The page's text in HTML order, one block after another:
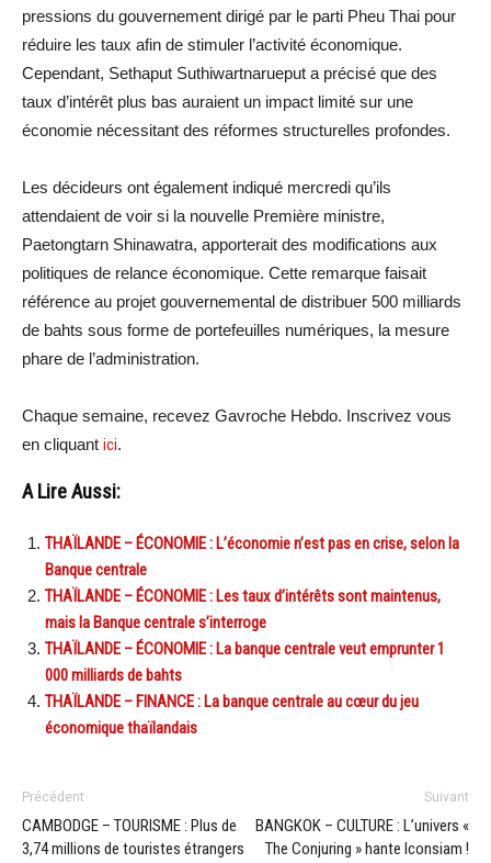
pressions du gouvernement dirigé par le parti Pheu Thai pour
réduire les taux afin de stimuler l’activité économique.
Cependant, Sethaput Suthiwartnarueput a précisé que des
taux d’intérêt plus bas auraient un impact limité sur une
économie nécessitant des réformes structurelles profondes.
Les décideurs ont également indiqué mercredi qu’ils
attendaient de voir si la nouvelle Première ministre,
Paetongtarn Shinawatra, apporterait des modifications aux
politiques de relance économique. Cette remarque faisait
référence au projet gouvernemental de distribuer 500 milliards
de bahts sous forme de portefeuilles numériques, la mesure
phare de l’administration.
Chaque semaine, recevez Gavroche Hebdo. Inscrivez vous
en cliquant ici.
A Lire Aussi:
THAÏLANDE – ÉCONOMIE : L’économie n’est pas en crise, selon la
Banque centrale
THAÏLANDE – ÉCONOMIE : Les taux d’intérêts sont maintenus,
mais la Banque centrale s’interroge
THAÏLANDE – ÉCONOMIE : La banque centrale veut emprunter 1
000 milliards de bahts
THAÏLANDE – FINANCE : La banque centrale au cœur du jeu
économique thaïlandais
Précédent
CAMBODGE – TOURISME : Plus de
3,74 millions de touristes étrangers
Suivant
BANGKOK – CULTURE : L’univers «
The Conjuring » hante Iconsiam !